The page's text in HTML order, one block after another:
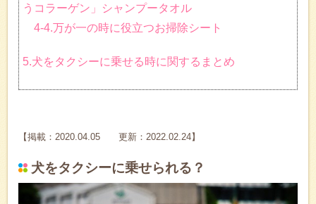
うコラーゲン」シャンプータオル
4-4.万が一の時に役立つお掃除シート
5.犬をタクシーに乗せる時に関するまとめ
【掲載：2020.04.05 更新：2022.02.24】
犬をタクシーに乗せられる？